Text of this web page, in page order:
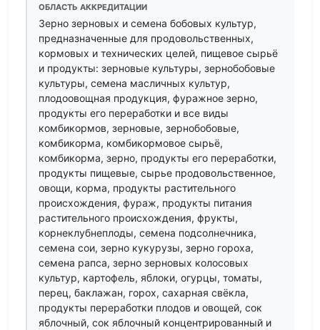
ОБЛАСТЬ АККРЕДИТАЦИИ
Зерно зерновых и семена бобовых культур,
предназначенные для продовольственных,
кормовых и технических целей, пищевое сырьё
и продукты: зерновые культуры, зернобобовые
культуры, семена масличных культур,
плодоовощная продукция, фуражное зерно,
продукты его переработки и все виды
комбикормов, зерновые, зернобобовые,
комбикорма, комбикормовое сырьё,
комбикорма, зерно, продукты его переработки,
продукты пищевые, сырье продовольственное,
овощи, корма, продукты растительного
происхождения, фураж, продукты питания
растительного происхождения, фрукты,
корнеклубнеплоды, семена подсолнечника,
семена сои, зерно кукурузы, зерно гороха,
семена рапса, зерно зерновых колосовых
культур, картофель, яблоки, огурцы, томаты,
перец, баклажан, горох, сахарная свёкла,
продукты переработки плодов и овощей, сок
яблочный, сок яблочный концентрированный и